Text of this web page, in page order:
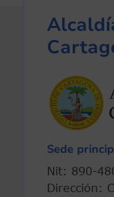
Sede
Nit:
Dirección: